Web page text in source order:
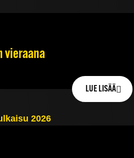
vieraana
LUE LISÄÄ